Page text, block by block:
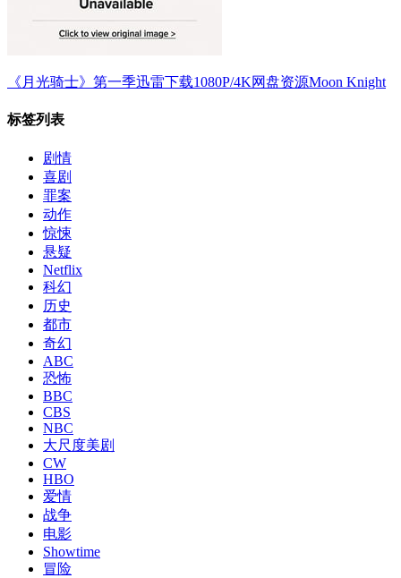
《月光骑士》第一季迅雷下载1080P/4K网盘资源Moon Knight
标签列表
剧情
喜剧
罪案
动作
惊悚
悬疑
Netflix
科幻
历史
都市
奇幻
ABC
恐怖
BBC
CBS
NBC
大尺度美剧
CW
HBO
爱情
战争
电影
Showtime
冒险